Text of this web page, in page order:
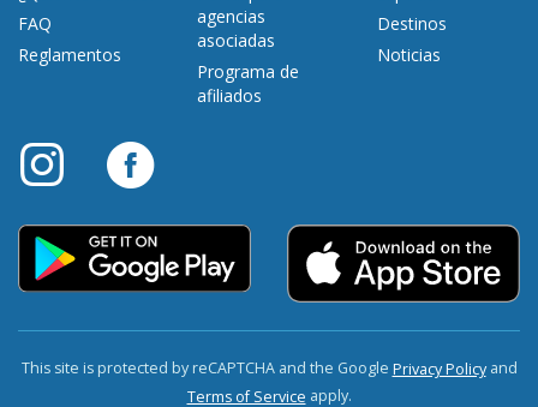
FAQ
Reglamentos
agencias
asociadas
Programa de
afiliados
Destinos
Noticias
This site is protected by reCAPTCHA and the Google Privacy Policyand
Terms of Service apply.